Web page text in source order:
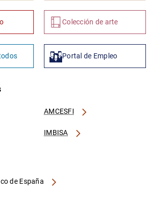
Colección de arte
Portal de Empleo
AMCESFI
IMBISA
de España